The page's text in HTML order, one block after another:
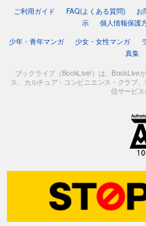
ご利用ガイド FAQ(よくある質問) お
示
個人情報保護
少年・青年マンガ
少女・女性マンガ
真集
ブックライブ（BookLive!）は、BookLive
ス、カルチュア・コンビニエンス・クラブ
信サービス